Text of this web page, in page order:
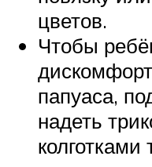
цветов.
Чтобы
папуаса,
надеть
колготками